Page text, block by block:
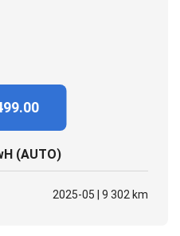
(AUTO)
2025-05 | 9 302 km